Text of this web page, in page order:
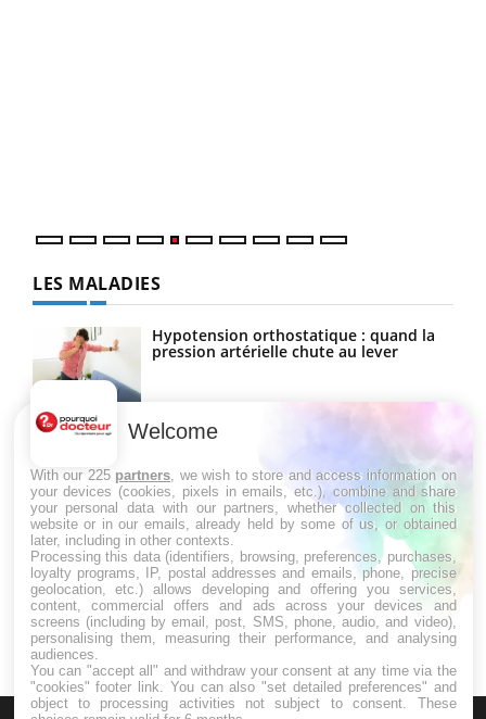
LES MALADIES
Hypotension orthostatique : quand la
pression artérielle chute au lever
Drépanocytose : une déformation des
globules rouges aux conséquences
Maladie de Charcot (Sclérose latérale
amyotrophique)
Welcome
With our 225 partners , we wish to store and access information on
your devices (cookies, pixels in emails, etc.), combine and share
your personal data with our partners, whether collected on this
website or in our emails, already held by some of us, or obtained
later, including in other contexts.
Processing this data (identifiers, browsing, preferences, purchases,
loyalty programs, IP, postal addresses and emails, phone, precise
geolocation, etc.) allows developing and offering you services,
content, commercial offers and ads across your devices and
screens (including by email, post, SMS, phone, audio, and video),
personalising them, measuring their performance, and analysing
audiences.
You can "accept all" and withdraw your consent at any time via the
"cookies" footer link . You can also "set detailed preferences" and
object to processing activities not subject to consent. These